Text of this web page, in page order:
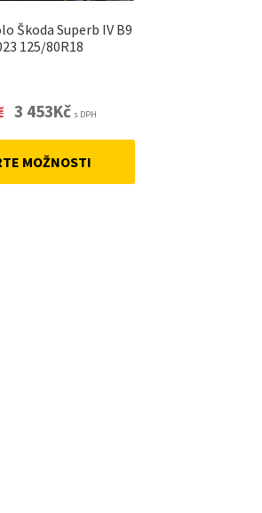
Škoda Superb IV B9
125/80R18
Original
4
663Kč.
3 453KčCurrent
3
453Kč.
s DPH
MOŽNOSTI